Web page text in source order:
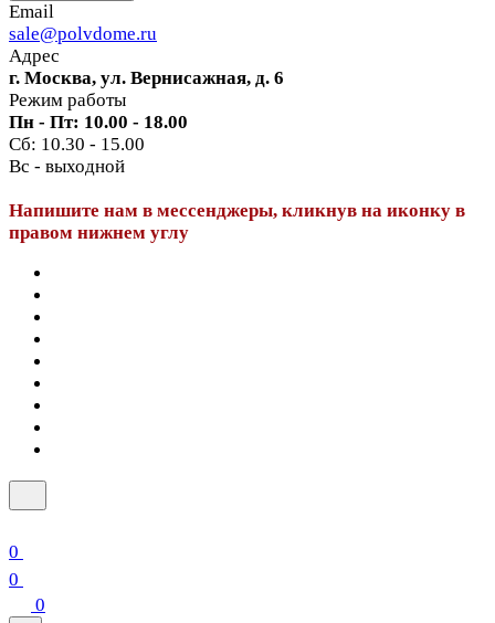
Email
sale@polvdome.ru
Адрес
г. Москва, ул. Вернисажная, д. 6
Режим работы
Пн - Пт: 10.00 - 18.00
Сб: 10.30 - 15.00
Вс - выходной
Напишите нам в мессенджеры, кликнув на иконку в
правом нижнем углу
0
0
0